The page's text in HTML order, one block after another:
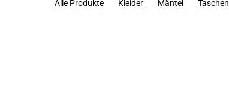
Alle Produkte Kleider Mäntel Taschen